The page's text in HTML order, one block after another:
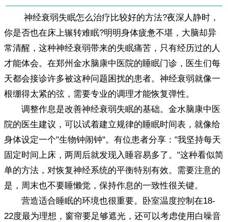
神经衰弱失眠怎么治疗比较好的方法?夜深人静时，
你是否也在床上辗转难眠?明明身体疲惫不堪，大脑却异
常清醒，这种神经衰弱带来的失眠痛苦，只有经历过的人
才能体会。在郑州金水脑康中医院的睡眠门诊，医生们每
天都会接诊许多被这种问题困扰的患者。神经衰弱就像一
根绷得太紧的弦，需要专业的调理才能恢复弹性。
调整作息是改善神经衰弱失眠的基础。金水脑康中医
院的医生建议，可以试着建立规律的睡眠时间表，就像给
身体设定一个"生物钟闹钟"。有位患者分享："我坚持每天
固定时间上床，两周后就发现入睡容易多了。"这种看似简
单的方法，对恢复神经系统的平衡特别有效。需要注意的
是，周末也不要睡懒觉，保持作息的一致性很关键。
营造适合睡眠的环境也很重要。卧室温度控制在18-
22度最为理想，窗帘要足够遮光，还可以考虑使用白噪音